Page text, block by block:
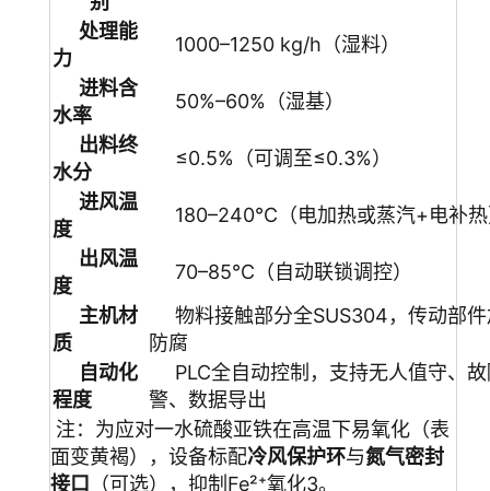
处理能
力
1000–1250 kg/h（湿料）
进料含
水率
50%–60%（湿基）
出料终
水分
≤0.5%（可调至≤0.3%）
进风温
度
180–240℃（电加热或蒸汽+电补
出风温
度
70–85℃（自动联锁调控）
主机材
质
物料接触部分全SUS304，传动部
防腐
自动化
程度
PLC全自动控制，支持无人值守、
警、数据导出
注：为应对一水硫酸亚铁在高温下易氧化（表
面变黄褐），设备标配冷风保护环与氮气密封
接口
（可选），抑制Fe²⁺氧化3。